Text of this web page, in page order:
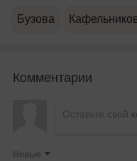
Бузова
Комментарии
Новые